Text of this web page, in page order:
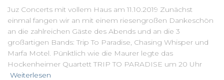
Juz Concerts mit vollem Haus am 11.10.2019 Zunächst
einmal fangen wir an mit einem riesengroßen Dankeschön
an die zahlreichen Gäste des Abends und an die 3
großartigen Bands: Trip To Paradise, Chasing Whisper und
Marfa Motel. Pünktlich wie die Maurer legte das
Hockenheimer Quartett TRIP TO PARADISE um 20 Uhr
Weiterlesen